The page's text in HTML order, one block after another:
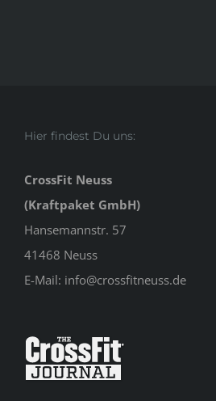
Hier findest Du uns:
CrossFit Neuss
(Kraftpaket GmbH)
Hansemannstr. 57
41468 Neuss
E-Mail: info@crossfitneuss.de